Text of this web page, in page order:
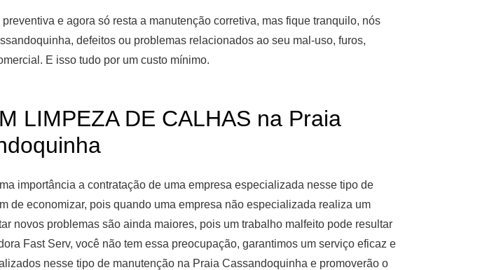
e agora só resta a manutenção corretiva, mas fique tranquilo, nós
defeitos ou problemas relacionados ao seu mal-uso, furos,
E isso tudo por um custo mínimo.
LIMPEZA DE CALHAS na Praia
importância a contratação de uma empresa especializada nesse tipo de
de economizar, pois quando uma empresa não especializada realiza um
novos problemas são ainda maiores, pois um trabalho malfeito pode resultar
Fast Serv, você não tem essa preocupação, garantimos um serviço eficaz e
nesse tipo de manutenção na Praia Cassandoquinha e promoverão o